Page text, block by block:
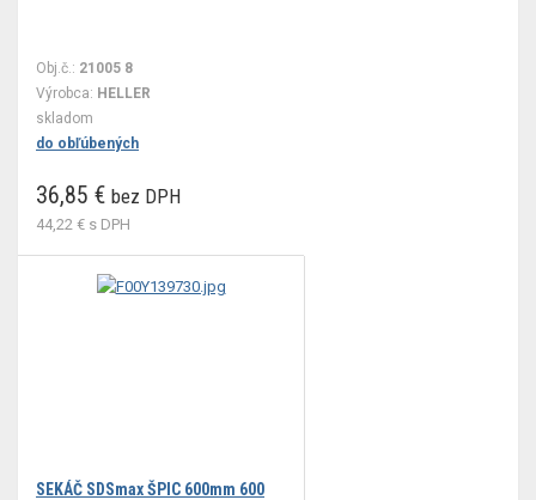
Obj.č.: 21005 8
Výrobca: HELLER
skladom
do obľúbených
36,85 € bez DPH
44,22 € s DPH
SEKÁČ SDSmax ŠPIC 600mm 600